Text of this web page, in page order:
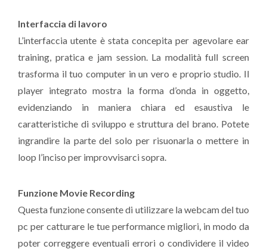
Interfaccia di lavoro
L’interfaccia utente è stata concepita per agevolare ear
training, pratica e jam session. La modalità full screen
trasforma il tuo computer in un vero e proprio studio. Il
player integrato mostra la forma d’onda in oggetto,
evidenziando in maniera chiara ed esaustiva le
caratteristiche di sviluppo e struttura del brano. Potete
ingrandire la parte del solo per risuonarla o mettere in
loop l’inciso per improvvisarci sopra.
Funzione Movie Recording
Questa funzione consente di utilizzare la webcam del tuo
pc per catturare le tue performance migliori, in modo da
poter correggere eventuali errori o condividere il video